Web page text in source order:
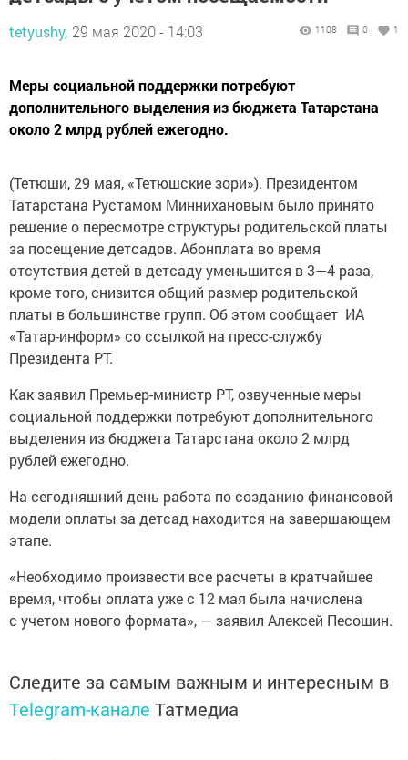
tetyushy, 29 мая 2020 - 14:03 1108 0 1
Меры социальной поддержки потребуют
дополнительного выделения из бюджета Татарстана
около 2 млрд рублей ежегодно.
(Тетюши, 29 мая, «Тетюшские зори»). Президентом
Татарстана Рустамом Миннихановым было принято
решение о пересмотре структуры родительской платы
за посещение детсадов. Абонплата во время
отсутствия детей в детсаду уменьшится в 3—4 раза,
кроме того, снизится общий размер родительской
платы в большинстве групп. Об этом сообщает ИА
«Татар-информ» со ссылкой на пресс-службу
Президента РТ.
Как заявил Премьер-министр РТ, озвученные меры
социальной поддержки потребуют дополнительного
выделения из бюджета Татарстана около 2 млрд
рублей ежегодно.
На сегодняшний день работа по созданию финансовой
модели оплаты за детсад находится на завершающем
этапе.
«Необходимо произвести все расчеты в кратчайшее
время, чтобы оплата уже с 12 мая была начислена
с учетом нового формата», — заявил Алексей Песошин.
Следите за самым важным и интересным в
Telegram-канале Татмедиа